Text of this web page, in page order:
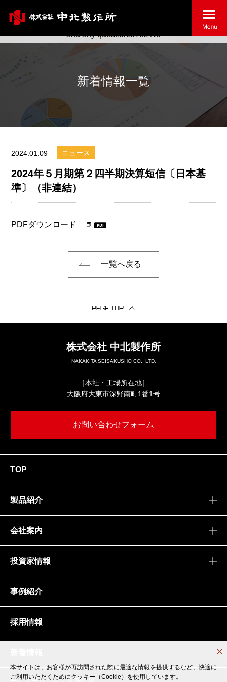
本サイトは、お客様が再訪問された際に最適な情報を提供するなど、快適に
ご利用いただくためにクッキー（Cookie）を使用しています。
新着情報一覧
2024.01.09 ニュース
2024年５月期第２四半期決算短信〔日本基
準〕（非連結）
PDFダウンロード
一覧へ戻る
本サイトは、お客様が再訪問された際に最適な情報を提供するなど、快適に
ご利用いただくためにクッキー（Cookie）を使用しています。
PEGE TOP
株式会社 中北製作所
NAKAKITA SEISAKUSHO CO., LTD.
［本社・工場所在地］
大阪府大東市深野南町1番1号
お問い合わせフォーム
TOP
製品紹介
会社案内
投資家情報
事例紹介
採用情報
May we use cookies to track your activities? We take your
privacy very seriously. Please see our privacy policy for details
and any questions.Yes No